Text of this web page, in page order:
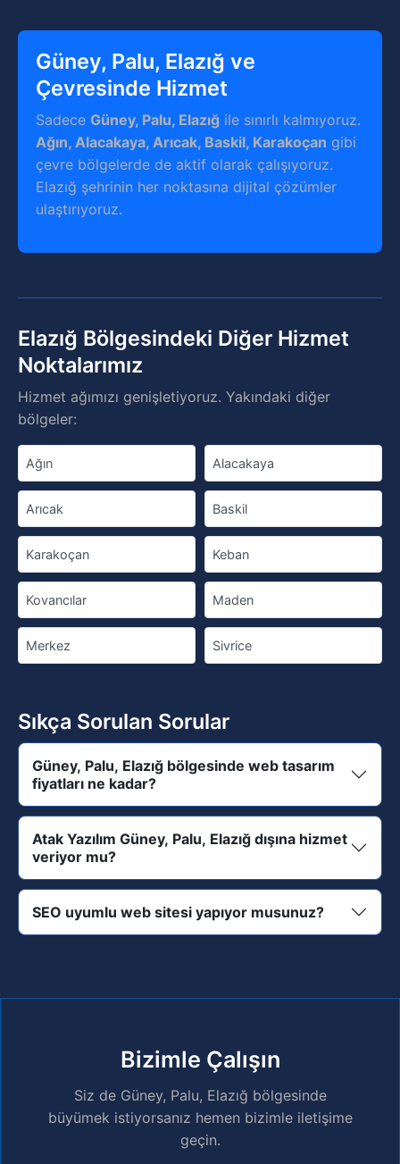
Güney, Palu, Elazığ ve
Çevresinde Hizmet
Sadece Güney, Palu, Elazığ ile sınırlı kalmıyoruz.
Ağın, Alacakaya, Arıcak, Baskil, Karakoçan gibi
çevre bölgelerde de aktif olarak çalışıyoruz.
Elazığ şehrinin her noktasına dijital çözümler
ulaştırıyoruz.
Elazığ Bölgesindeki Diğer Hizmet
Noktalarımız
Hizmet ağımızı genişletiyoruz. Yakındaki diğer
bölgeler:
Ağın Alacakaya
Arıcak Baskil
Karakoçan Keban
Kovancılar Maden
Merkez Sivrice
Sıkça Sorulan Sorular
Güney, Palu, Elazığ bölgesinde web tasarım
fiyatları ne kadar?
Atak Yazılım Güney, Palu, Elazığ dışına hizmet
veriyor mu?
SEO uyumlu web sitesi yapıyor musunuz?
Bizimle Çalışın
Siz de Güney, Palu, Elazığ bölgesinde
büyümek istiyorsanız hemen bizimle iletişime
geçin.